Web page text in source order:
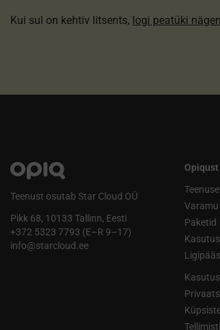
Kui sul on kehtiv litsents, logi peatüki
Teenust osutab Star Cloud OÜ
Pikk 68, 10133 Tallinn, Eesti
+372 5323 7793 (E–R 9–17)
info@starcloud.ee
Opiqust
Varamu
Paketid